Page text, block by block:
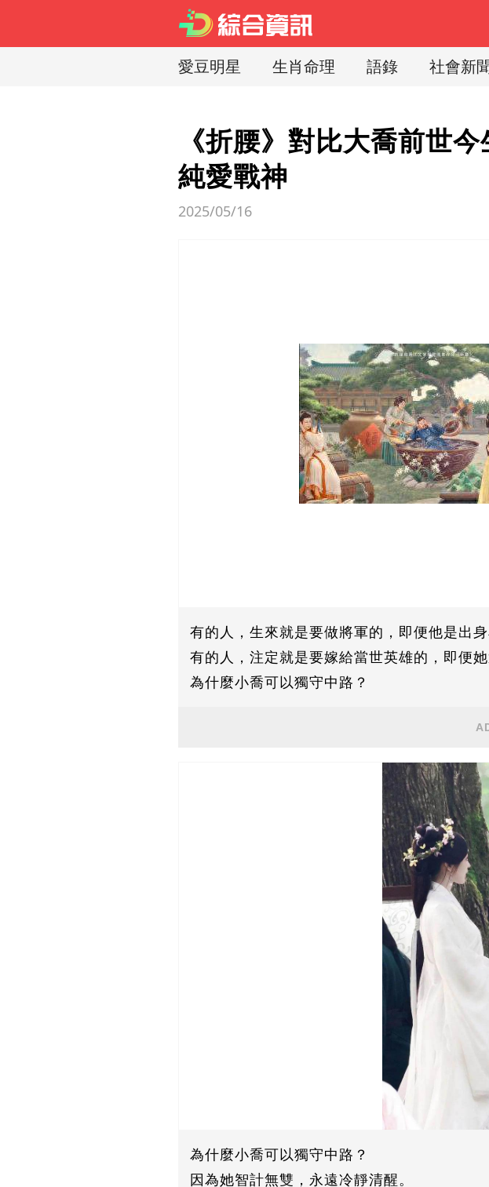
愛豆明星 生肖命理 語錄 社會新
《折腰》對比大喬前世
純愛戰神
2025/05/16
有的人，生來就是要做將軍的，即便他是出身
有的人，注定就是要嫁給當世英雄的，即便她
為什麼小喬可以獨守中路？
為什麼小喬可以獨守中路？
因為她智計無雙，永遠冷靜清醒。